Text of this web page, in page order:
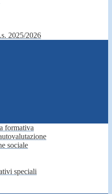
2025/2026
formativa
sociale
speciali